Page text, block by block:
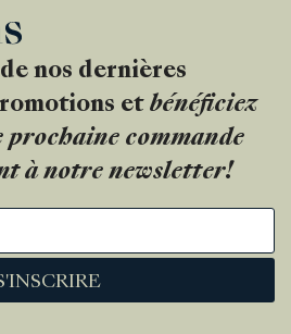
nos dernières
et bénéficiez
commande
à notre newsletter!